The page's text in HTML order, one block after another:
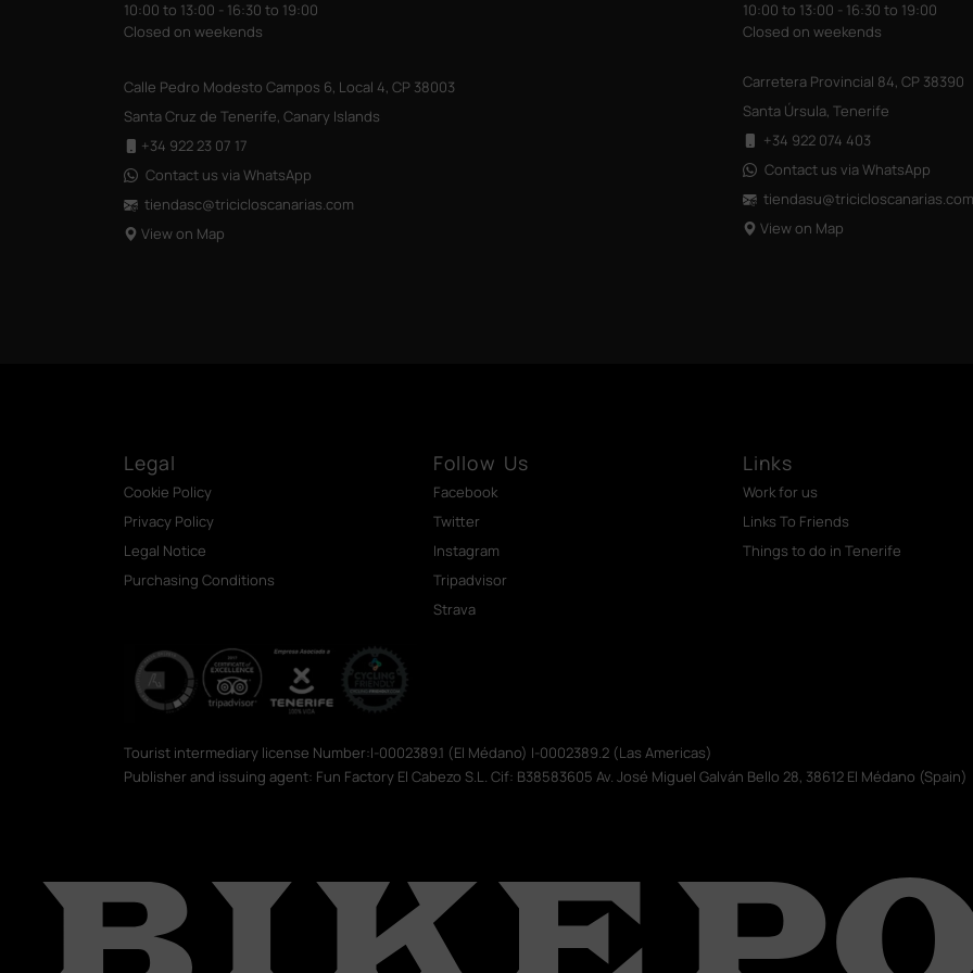
10:00 to 13:00 - 16:30 to 19:00
Closed on weekends
Calle Pedro Modesto Campos 6, Local 4, CP 38003
Santa Cruz de Tenerife, Canary Islands
+34 922 23 07 17
Contact us via WhatsApp
tiendasc@tricicloscanarias.com
View on Map
10:00 to 13:00 - 16:30 to 19:00
Closed on weekends
Carretera Provincial 84, CP 38390
Santa Úrsula, Tenerife
+34 922 074 403
Contact us via WhatsApp
tiendasu@tricicloscanarias.com
View on Map
Legal
Cookie Policy
Privacy Policy
Legal Notice
Purchasing Conditions
Follow Us
Facebook
Twitter
Instagram
Tripadvisor
Strava
Links
Work for us
Links To Friends
Things to do in Tenerife
Tourist intermediary license Number:I-0002389.1 (El Médano) I-0002389.2 (Las Americas)
Publisher and issuing agent: Fun Factory El Cabezo S.L. Cif: B38583605 Av. José Miguel Galván Bello 28, 38612 El Médano (Spain)